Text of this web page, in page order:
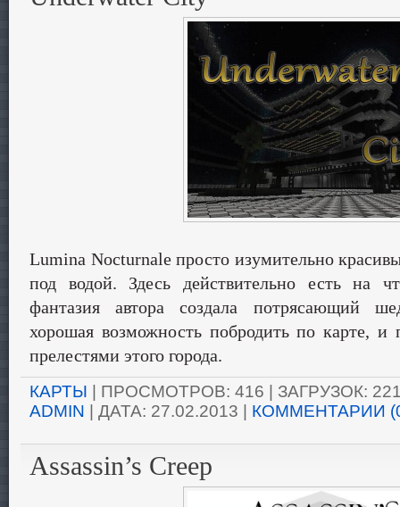
Lumina Nocturnale просто изумительно
под водой. Здесь действительно есть на
фантазия автора создала потрясающий
хорошая возможность побродить по карте, и
прелестями этого города.
КАРТЫ | ПРОСМОТРОВ: 416 | ЗАГРУЗОК:
ADMIN | ДАТА: 27.02.2013 КОММЕНТАРИИ
Assassin’s Creep